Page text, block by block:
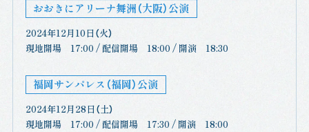
おおきにアリーナ舞洲（大阪）公演
2024年12月10日（火）
現地開場 17:00 / 配信開場 18:00 / 開演 18:30
福岡サンパレス（福岡）公演
2024年12月28日（土）
現地開場 17:00 / 配信開場 17:30 / 開演 18:00